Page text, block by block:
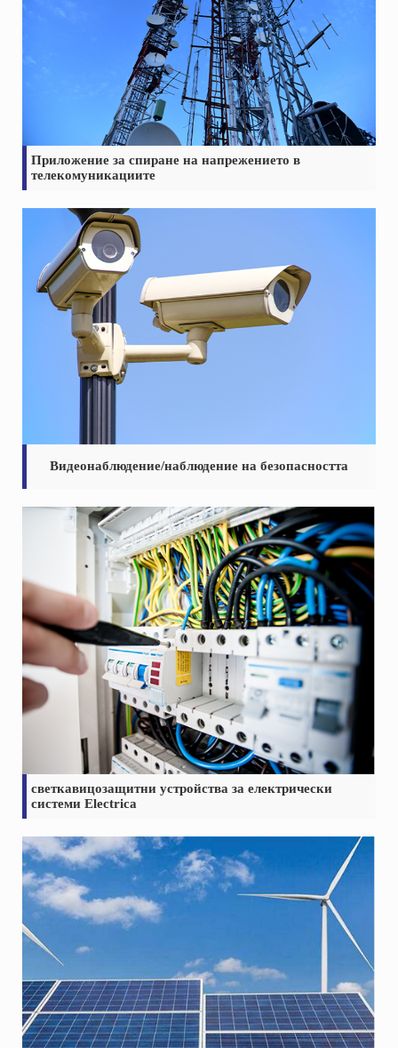
Приложение за спиране на напрежението в
телекомуникациите
Видеонаблюдение/наблюдение на безопасността
светкавицозащитни устройства за електрически
системи Electrica